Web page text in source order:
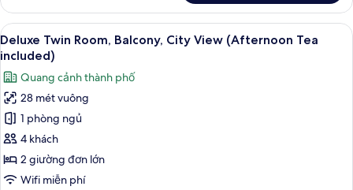
Luxury
Suite
Bathtub
Balcony
View
(Afternoon
Tea
included)
Xem
tất
cả
ảnh
Deluxe
Twin
Room,
Balcony,
City
Deluxe Twin Room, Balcony, City
9
Deluxe Twin Room, Balcony, City View (Afternoon Tea
included)
Quang cảnh thành phố
28 mét vuông
1 phòng ngủ
4 khách
2 giường đơn lớn
Wifi miễn phí